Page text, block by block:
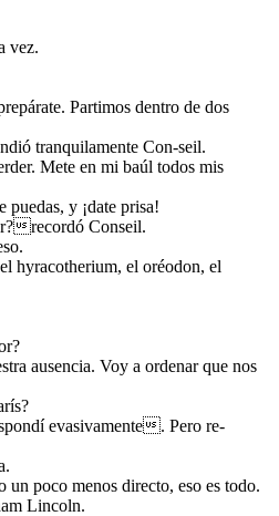
vez.
Partimos dentro de dos
tranquilamente Con-seil.
Mete en mi baúl todos mis
puedas, y ¡date prisa!
recordó Conseil.
hyracotherium, el oréodon, el
ausencia. Voy a ordenar que nos
evasivamente. Pero re-
poco menos directo, eso es todo.
Lincoln.